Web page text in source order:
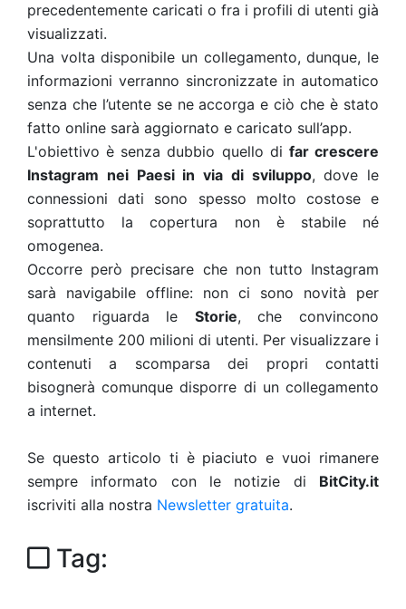
precedentemente caricati o fra i profili di utenti già
visualizzati.
Una volta disponibile un collegamento, dunque, le
informazioni verranno sincronizzate in automatico
senza che l’utente se ne accorga e ciò che è stato
fatto online sarà aggiornato e caricato sull’app.
L'obiettivo è senza dubbio quello di far crescere
Instagram nei Paesi in via di sviluppo, dove le
connessioni dati sono spesso molto costose e
soprattutto la copertura non è stabile né
omogenea.
Occorre però precisare che non tutto Instagram
sarà navigabile offline: non ci sono novità per
quanto riguarda le Storie, che convincono
mensilmente 200 milioni di utenti. Per visualizzare i
contenuti a scomparsa dei propri contatti
bisognerà comunque disporre di un collegamento
a internet.
Se questo articolo ti è piaciuto e vuoi rimanere
sempre informato con le notizie di BitCity.it
iscriviti alla nostra Newsletter gratuita.
Tag: